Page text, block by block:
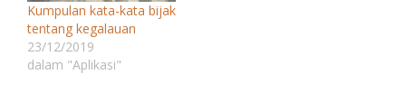
Kumpulan kata-kata bijak
tentang kegalauan
23/12/2019
dalam "Aplikasi"